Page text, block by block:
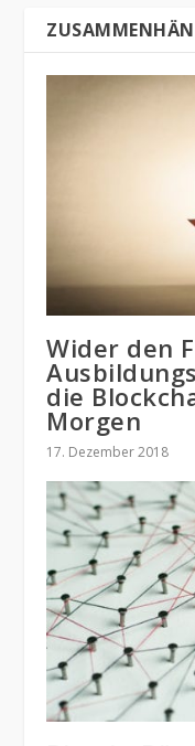
Wider den
die
Morgen
17. Dezember 2018